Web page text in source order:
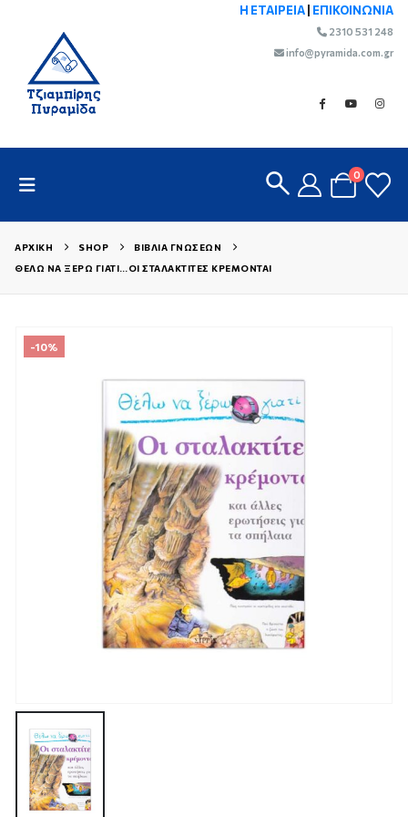
Η ΕΤΑΙΡΕΙΑ ΕΠΙΚΟΙΝΩΝΙΑ
2310 531 248
info@pyramida.com.gr
0
ΑΡΧΙΚΉ SHOP
ΒΙΒΛΊΑ ΓΝΏΣΕΩΝ
ΘΈΛΩ ΝΑ ΞΈΡΩ ΓΙΑΤΊ…ΟΙ ΣΤΑΛΑΚΤΊΤΕΣ ΚΡΈΜΟΝΤΑΙ
-10%